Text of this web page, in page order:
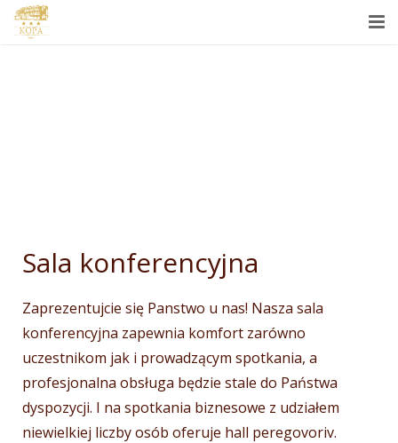
KONTAKTY
PL
Sala konferencyjna
Zaprezentujcie się Panstwo u nas! Nasza sala
konferencyjna zapewnia komfort zarówno
uczestnikom jak i prowadzącym spotkania, a
profesjonalna obsługa będzie stale do Państwa
dyspozycji. I na spotkania biznesowe z udziałem
niewielkiej liczby osób oferuje hall peregovorіv.